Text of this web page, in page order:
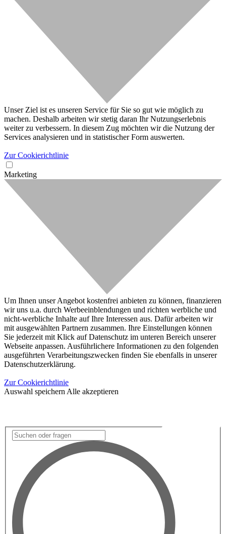
Unser Ziel ist es unseren Service für Sie so gut wie möglich zu
machen. Deshalb arbeiten wir stetig daran Ihr Nutzungserlebnis
weiter zu verbessern. In diesem Zug möchten wir die Nutzung der
Services analysieren und in statistischer Form auswerten.
Zur Cookierichtlinie
Marketing
Um Ihnen unser Angebot kostenfrei anbieten zu können, finanzieren
wir uns u.a. durch Werbeeinblendungen und richten werbliche und
nicht-werbliche Inhalte auf Ihre Interessen aus. Dafür arbeiten wir
mit ausgewählten Partnern zusammen. Ihre Einstellungen können
Sie jederzeit mit Klick auf Datenschutz im unteren Bereich unserer
Webseite anpassen. Ausführlichere Informationen zu den folgenden
ausgeführten Verarbeitungszwecken finden Sie ebenfalls in unserer
Datenschutzerklärung.
Zur Cookierichtlinie
Auswahl speichern Alle akzeptieren